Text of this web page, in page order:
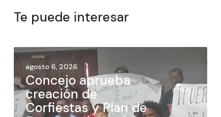
Te puede interesar
agosto 6, 2026
Concejo aprueba
creación de
Corfiestas y Plan de